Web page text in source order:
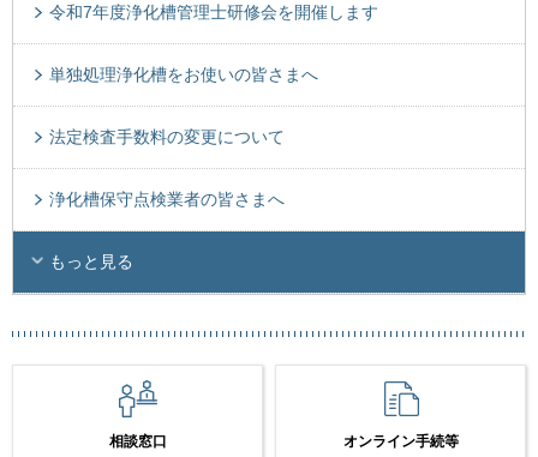
令和7年度浄化槽管理士研修会を開催します
単独処理浄化槽をお使いの皆さまへ
法定検査手数料の変更について
浄化槽保守点検業者の皆さまへ
もっと見る
相談窓口 オンライン手続等